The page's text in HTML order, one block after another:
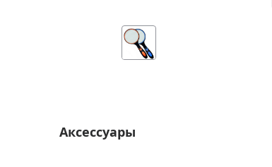
Астропланетарии
Аксессуары